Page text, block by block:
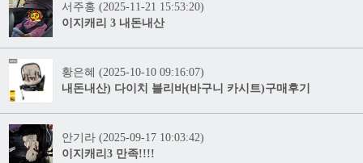
서주홍 (2025-11-21 15:53:20)
이지캐리 3 내돈내산
황은혜 (2025-10-10 09:16:07)
내돈내산) 다이치 블리바(바구니 카시트)구매후기
안기라 (2025-09-17 10:03:42)
이지캐리3 만족!!!!